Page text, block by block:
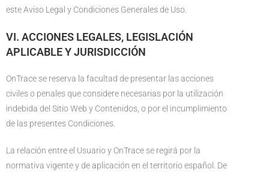
este Aviso Legal y Condiciones Generales de Uso.
VI. ACCIONES LEGALES, LEGISLACIÓN
APLICABLE Y JURISDICCIÓN
OnTrace se reserva la facultad de presentar las acciones
civiles o penales que considere necesarias por la utilización
indebida del Sitio Web y Contenidos, o por el incumplimiento
de las presentes Condiciones.
La relación entre el Usuario y OnTrace se regirá por la
normativa vigente y de aplicación en el territorio español. De